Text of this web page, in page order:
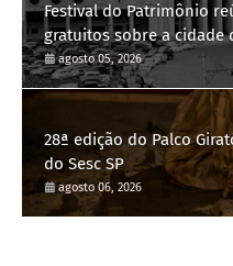
Festival do Patrimônio
gratuitos sobre a cidade
agosto 05, 2026
28ª edição do Palco
do Sesc SP
agosto 06, 2026